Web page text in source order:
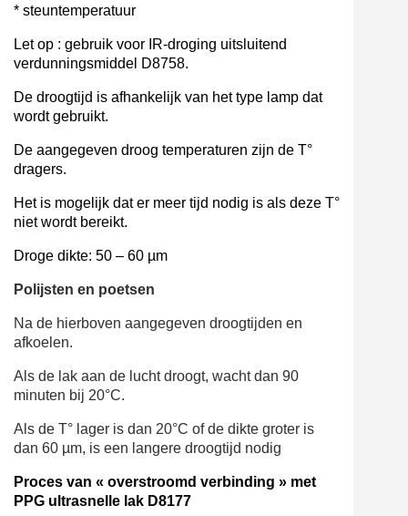
* steuntemperatuur
Let op : gebruik voor IR-droging uitsluitend
verdunningsmiddel D8758.
De droogtijd is afhankelijk van het type lamp dat
wordt gebruikt.
De aangegeven droog temperaturen zijn de T°
dragers.
Het is mogelijk dat er meer tijd nodig is als deze T°
niet wordt bereikt.
Droge dikte: 50 – 60 µm
Polijsten en poetsen
Na de hierboven aangegeven droogtijden en
afkoelen.
Als de lak aan de lucht droogt, wacht dan 90
minuten bij 20°C.
Als de T° lager is dan 20°C of de dikte groter is
dan 60 µm, is een langere droogtijd nodig
Proces van « overstroomd verbinding » met
PPG ultrasnelle lak D8177